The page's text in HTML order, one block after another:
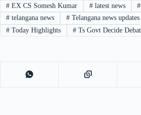
#EX CS Somesh Kumar #latest news #
#telangana news #Telangana news updates
#Today Highlights #Ts Govt Decide